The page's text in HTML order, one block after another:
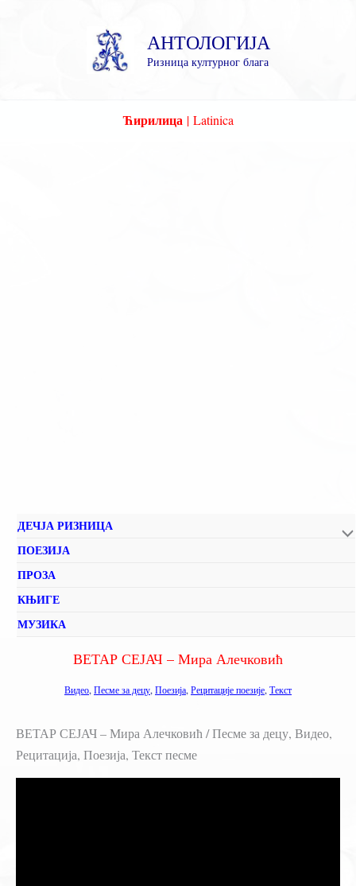
АНТОЛОГИЈА
Ризница културног блага
Ћирилица | Latinica
ДЕЧЈА РИЗНИЦА
ПОЕЗИЈА
ПРОЗА
КЊИГЕ
МУЗИКА
ВЕТАР СЕЈАЧ – Мира Алечковић
Видео, Песме за децу, Поезија, Рецитације поезије, Текст
ВЕТАР СЕЈАЧ – Мира Алечковић / Песме за децу, Видео,
Рецитација, Поезија, Текст песме